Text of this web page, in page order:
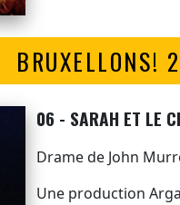
BRUXELLONS!
06 - SARAH ET LE
Drame de John
Une production